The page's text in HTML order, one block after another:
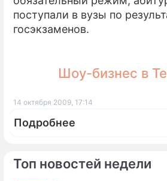
Топ новостей недели
поступали в вузы по
госэкзаменов.
Шоу-бизнес в
14 октября 2009, 17:14
Подробнее